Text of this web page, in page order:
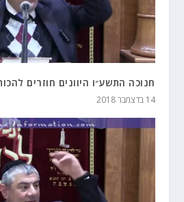
חנוכה התשע״ו היוונים חוזרים
14 בדצמבר 2018